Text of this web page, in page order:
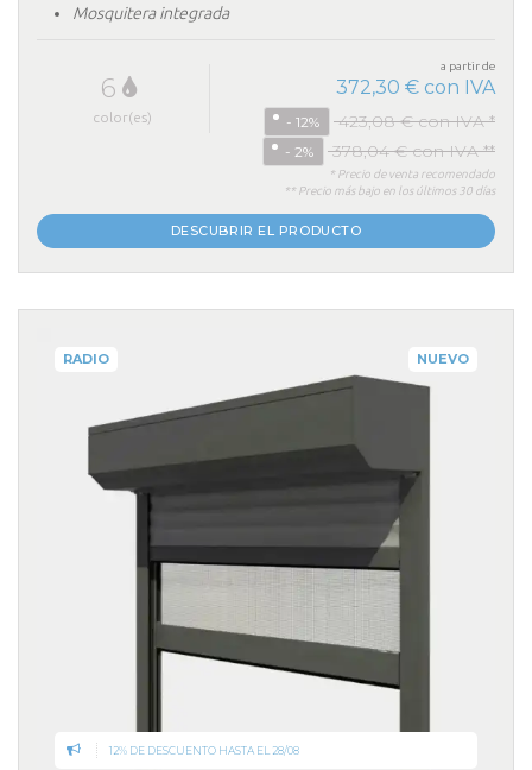
Mosquitera integrada
6
color(es)
a partir de
372,30 € con IVA
- 12% 423,08 € con IVA *
- 2% 378,04 € con IVA **
* Precio de venta recomendado
** Precio más bajo en los últimos 30 días
DESCUBRIR EL PRODUCTO
RADIO NUEVO
12% DE DESCUENTO HASTA EL 28/08